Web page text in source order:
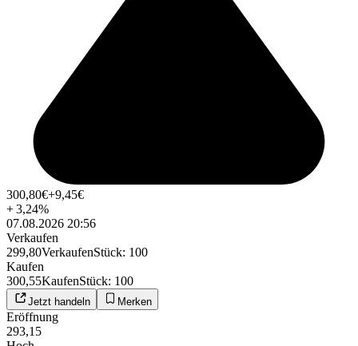
300,80€+9,45€
+3,24%
07.08.2026 20:56
Verkaufen
299,80VerkaufenStück: 100
Kaufen
300,55KaufenStück: 100
Jetzt handeln Merken
Eröffnung
293,15